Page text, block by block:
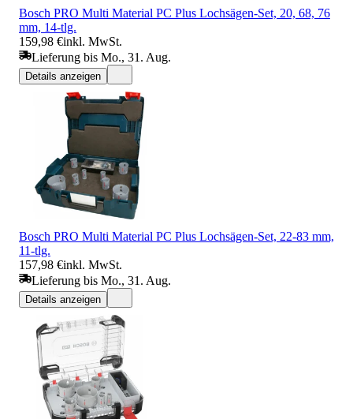
Bosch PRO Multi Material PC Plus Lochsägen-Set, 20, 68, 76
mm, 14-tlg.
159,98 €inkl. MwSt.
Lieferung bis Mo., 31. Aug.
Details anzeigen
Bosch PRO Multi Material PC Plus Lochsägen-Set, 22-83 mm,
11-tlg.
157,98 €inkl. MwSt.
Lieferung bis Mo., 31. Aug.
Details anzeigen